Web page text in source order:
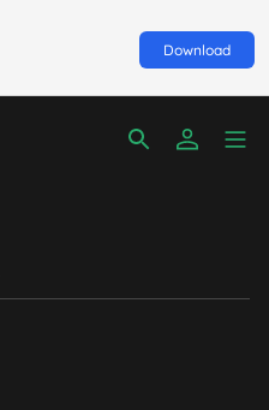
Download